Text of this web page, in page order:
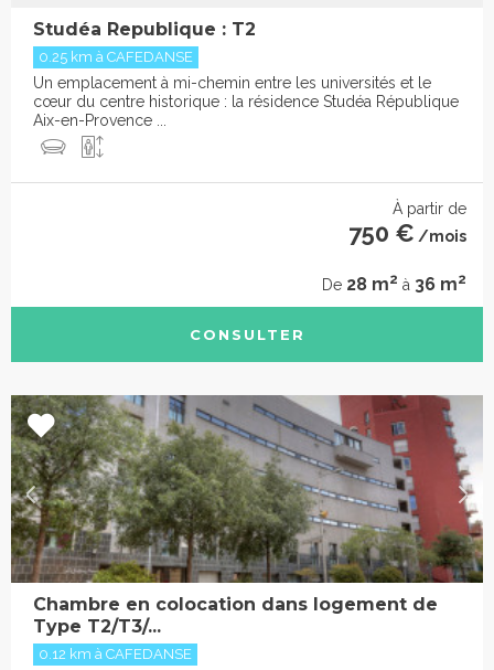
Studéa Republique : T2
0.25 km à CAFEDANSE
Un emplacement à mi-chemin entre les universités et le
cœur du centre historique : la résidence Studéa République
Aix-en-Provence ...
À partir de
750 € /mois
De 28 m2 à 36 m2
CONSULTER
Chambre en colocation dans logement de
Type T2/T3/...
0.12 km à CAFEDANSE